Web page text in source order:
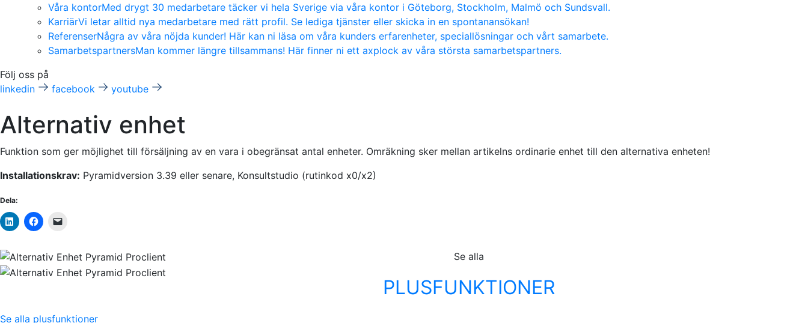
Våra kontorMed drygt 30 medarbetare täcker vi hela Sverige via våra kontor i Göteborg, Stockholm, Malmö och Sundsvall.
KarriärVi letar alltid nya medarbetare med rätt profil. Se lediga tjänster eller skicka in en spontanansökan!
ReferenserNågra av våra nöjda kunder! Här kan ni läsa om våra kunders erfarenheter, speciallösningar och vårt samarbete.
SamarbetspartnersMan kommer längre tillsammans! Här finner ni ett axplock av våra största samarbetspartners.
Följ oss på
linkedin
facebook youtube
Alternativ enhet
Funktion som ger möjlighet till försäljning av en vara i obegränsat antal enheter. Omräkning sker mellan artikelns ordinarie enhet till den alternativa enheten!
Installationskrav: Pyramidversion 3.39 eller senare, Konsultstudio (rutinkod x0/x2)
Dela:
Se alla
PLUSFUNKTIONER
Se alla plusfunktioner